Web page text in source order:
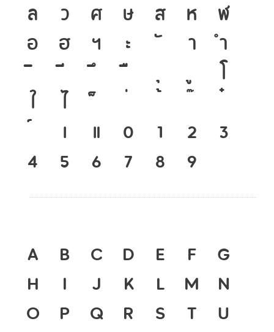
ล
ว ศ ษ ส ห
ฬ
อ
ฮ ฯ ะ า
ำ
ใ
ไ
เ
แ ๐ ๑ ๒
๓
๔
๕ ๖ ๗ ๘ ๙
A B C D E F
G
H
I J K L M
N
O
P Q R S T
U